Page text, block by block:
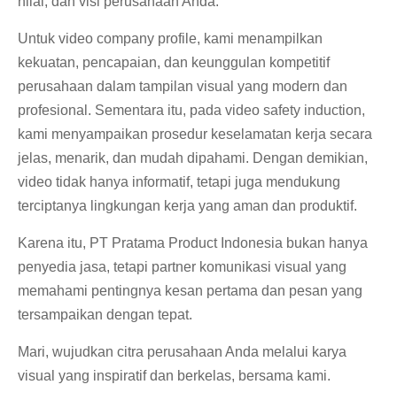
Untuk video company profile, kami menampilkan
kekuatan, pencapaian, dan keunggulan kompetitif
perusahaan dalam tampilan visual yang modern dan
profesional. Sementara itu, pada video safety induction,
kami menyampaikan prosedur keselamatan kerja secara
jelas, menarik, dan mudah dipahami. Dengan demikian,
video tidak hanya informatif, tetapi juga mendukung
terciptanya lingkungan kerja yang aman dan produktif.
Karena itu, PT Pratama Product Indonesia bukan hanya
penyedia jasa, tetapi partner komunikasi visual yang
memahami pentingnya kesan pertama dan pesan yang
tersampaikan dengan tepat.
Mari, wujudkan citra perusahaan Anda melalui karya
visual yang inspiratif dan berkelas, bersama kami.